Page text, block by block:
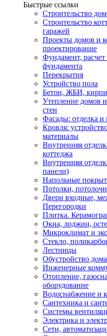
Быстрые ссылки
Строительство
Строительство
гаражей
Проекты домов и
проектирование
Фундамент,
фундамента
Перекрытия
Устройство пола
Бетон, ЖБИ,
Утепление домов
стен
Фасады: отделка и
Кровля:
материалы
Внутренняя
коттеджа
Внутренняя
панели)
Напольные
Потолки,
Двери входные,
Перегородки
Плитка.
Окна, лоджии,
Микроклимат и
Стекло,
Лестницы
Обустройство
Инженерные
Отопление,
оборудование
Водоснабжение и
Сантехника и
Системы
Электрика и
Сети,